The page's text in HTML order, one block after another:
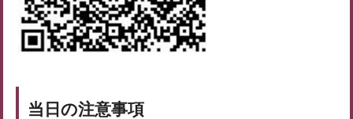
当日の注意事項